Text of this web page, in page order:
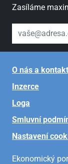
Zasíláme
váš email
O nás a
Inzerce
Loga
Smluvní
Nastavení
Ekonomický